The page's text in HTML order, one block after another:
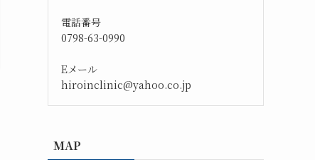
電話番号
0798-63-0990
Eメール
hiroinclinic@yahoo.co.jp
MAP